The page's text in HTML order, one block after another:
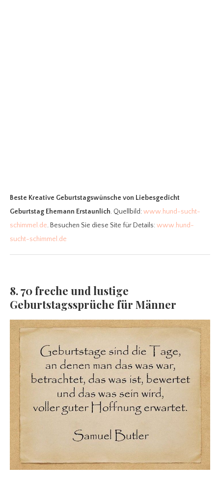
Beste Kreative Geburtstagswünsche von Liebesgedicht
Geburtstag Ehemann Erstaunlich. Quellbild:www.hund-sucht-
schimmel.de. Besuchen Sie diese Site für Details:www.hund-
sucht-schimmel.de
8. 70 freche und lustige
Geburtstagssprüche für Männer